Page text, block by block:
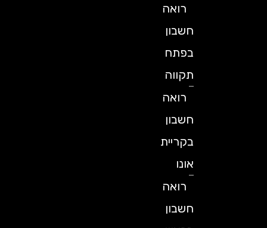
רואה
חשבון
בפתח
תקווה
רואה
חשבון
בקריית
רואה
חשבון